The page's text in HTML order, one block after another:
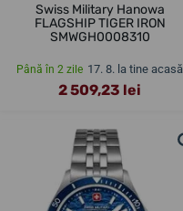
Swiss Military Hanowa
FLAGSHIP TIGER IRON
SMWGH0008310
Până în 2 zile 17. 8. la tine acasă
2 509,23 lei